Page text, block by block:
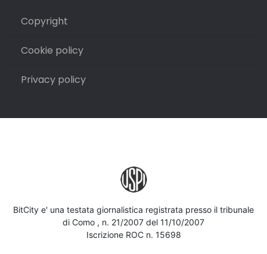
Copyright
Cookie policy
Privacy policy
BitCity e' una testata giornalistica registrata presso il tribunale
di Como , n. 21/2007 del 11/10/2007
Iscrizione ROC n. 15698